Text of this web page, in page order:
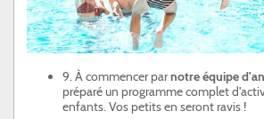
9. À commencer parnotre équipe
préparé un programme complet
enfants. Vos petits en seront ravis !